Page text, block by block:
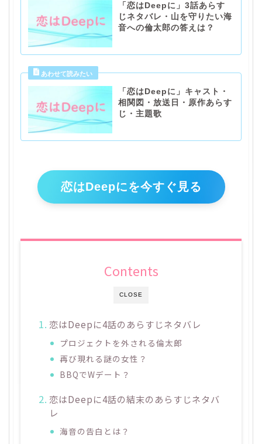
「恋はDeepに」3話あらす
じネタバレ・山を守りたい海
音への倫太郎の答えは？
「恋はDeepに」キャスト・
相関図・放送日・原作あらす
じ・主題歌
恋はDeepにを今すぐ見る
CLOSE
Contents
恋はDeepに4話のあらすじネタバレ
プロジェクトを外される倫太郎
再び現れる謎の女性？
BBQでWデート？
恋はDeepに4話の結末のあらすじネタバ
レ
海音の告白とは？